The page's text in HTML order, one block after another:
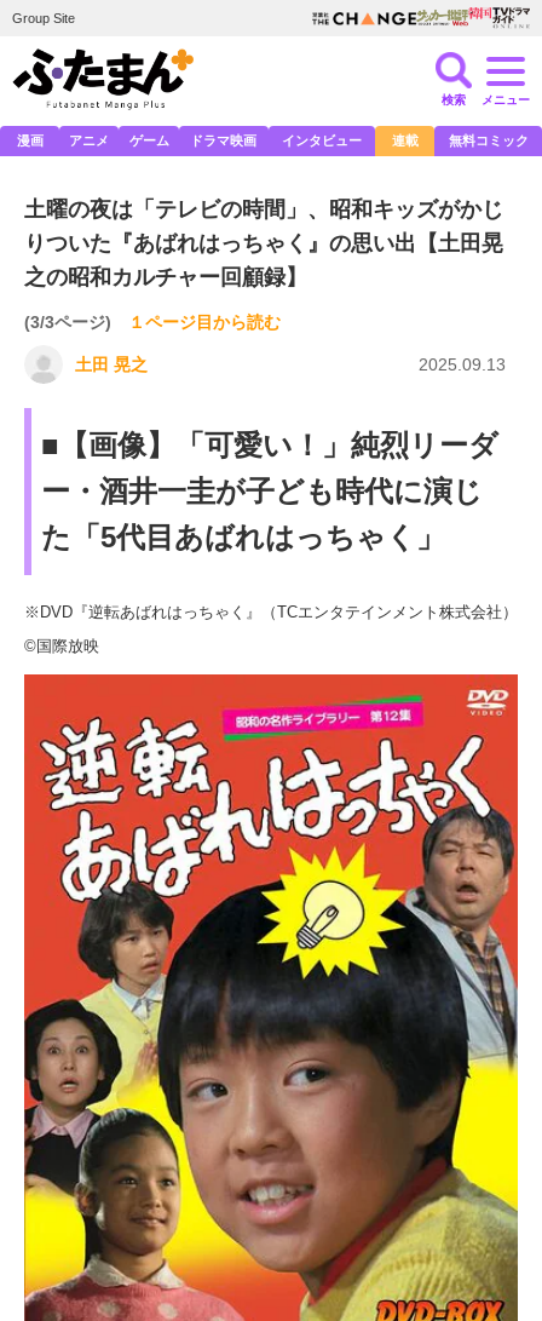
Group Site
検索 メニュー
漫画 アニメ ゲーム ドラマ映画 インタビュー 連載 無料コミック
土曜の夜は「テレビの時間」、昭和キッズがかじ
りついた『あばれはっちゃく』の思い出【土田晃
之の昭和カルチャー回顧録】
(3/3ページ) １ページ目から読む
土田 晃之 2025.09.13
■【画像】「可愛い！」純烈リーダ
ー・酒井一圭が子ども時代に演じ
た「5代目あばれはっちゃく」
※DVD『逆転あばれはっちゃく』（TCエンタテインメント株式会社）
©国際放映